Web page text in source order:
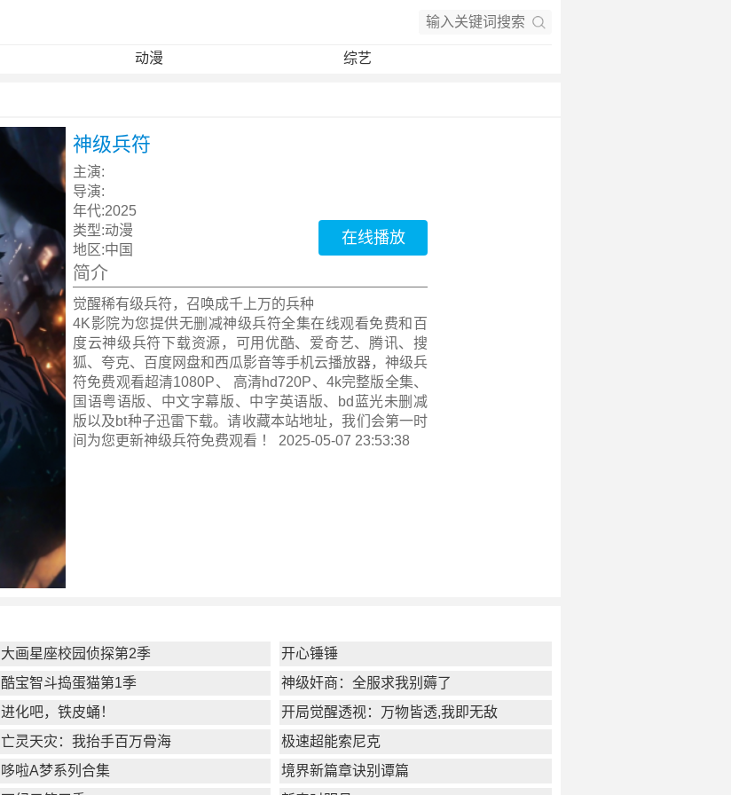
动漫 综艺
神级兵符
主演:
导演:
年代:2025
类型:动漫
地区:中国
在线播放
简介
觉醒稀有级兵符，召唤成千上万的兵种
4K影院为您提供无删减神级兵符全集在线观看免费和百
度云神级兵符下载资源，可用优酷、爱奇艺、腾讯、搜
狐、夸克、百度网盘和西瓜影音等手机云播放器，神级兵
符免费观看超清1080P、 高清hd720P、4k完整版全集、
国语粤语版、中文字幕版、中字英语版、bd蓝光未删减
版以及bt种子迅雷下载。请收藏本站地址，我们会第一时
间为您更新神级兵符免费观看 ！ 2025-05-07 23:53:38
大画星座校园侦探第2季
开心锤锤
酷宝智斗捣蛋猫第1季
神级奸商：全服求我别薅了
进化吧，铁皮蛹！
开局觉醒透视：万物皆透,我即无敌
亡灵天灾：我抬手百万骨海
极速超能索尼克
哆啦A梦系列合集
境界新篇章诀别谭篇